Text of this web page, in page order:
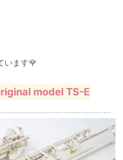
います🌹
model TS-E